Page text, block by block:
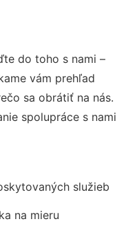
do toho s nami –
vám prehľad
sa obrátiť na nás.
spolupráce s nami
služieb
na mieru